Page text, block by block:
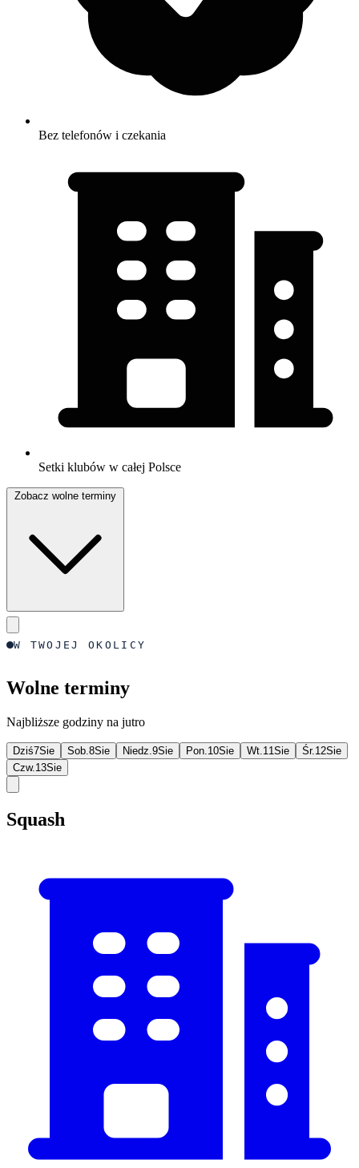
Bez telefonów i czekania
Setki klubów w całej Polsce
W TWOJEJ OKOLICY
Wolne terminy
Najbliższe godziny na jutro
Dziś7Sie Sob. 8Sie Niedz. 9Sie Pon. 10Sie Wt. 11Sie Śr. 12Sie
Czw. 13Sie
Squash